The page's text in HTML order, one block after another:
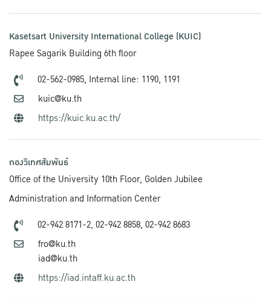
Kasetsart University International College (KUIC)
Rapee Sagarik Building 6th floor
02-562-0985, Internal line: 1190, 1191
kuic@ku.th
https://kuic.ku.ac.th/
กองวิเทศสัมพันธ์
Office of the University 10th Floor, Golden Jubilee
Administration and Information Center
02-942 8171-2, 02-942 8858, 02-942 8683
fro@ku.th
iad@ku.th
https://iad.intaff.ku.ac.th